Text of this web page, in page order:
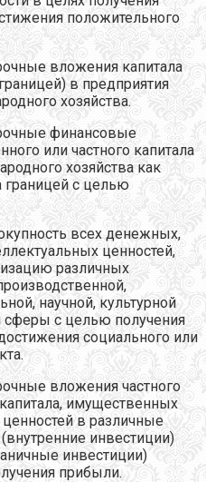
положительного
вложения капитала
в предприятия
хозяйства.
финансовые
или частного капитала
хозяйства как
границей с целью
всех денежных,
ценностей,
различных
научной, культурной
сферы с целью получения
социального или
вложения частного
имущественных
в различные
инвестиции)
инвестиции)
прибыли.